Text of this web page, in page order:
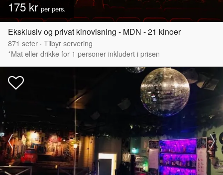
175 kr per pers.
Eksklusiv og privat kinovisning - MDN - 21 kinoer
871 seter · Tilbyr servering
*Mat eller drikke for 1 personer inkludert i prisen